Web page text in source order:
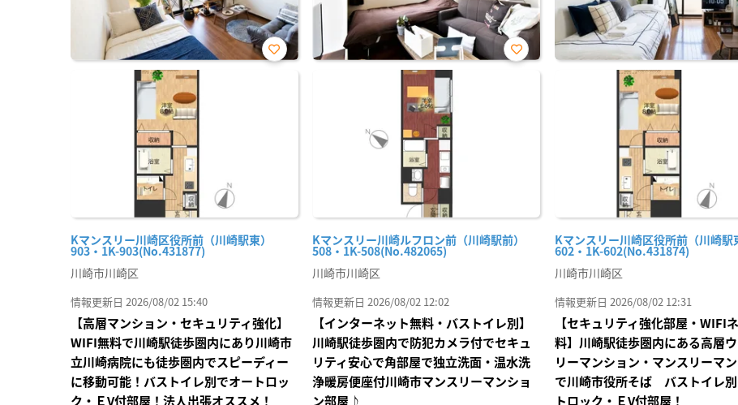
Kマンスリー川崎区役所前（川崎駅東）
903・1K-903(No.431877)
お気
川崎市川崎区
情報更新日 2026/08/02 15:40
【高層マンション・セキュリティ強化】
WIFI無料で川崎駅徒歩圏内にあり川崎市
立川崎病院にも徒歩圏内でスピーディー
に移動可能！バストイレ別でオートロッ
ク・ＥV付部屋！法人出張オススメ！
Kマンスリー川崎ルフロン前（川崎駅前）
508・1K-508(No.482065)
お気
川崎市川崎区
情報更新日 2026/08/02 12:02
【インターネット無料・バストイレ別】
川崎駅徒歩圏内で防犯カメラ付でセキュ
リティ安心で角部屋で独立洗面・温水洗
浄暖房便座付川崎市マンスリーマンショ
ン部屋♪
Kマンスリー川崎区役所前（川崎駅
602・1K-602(No.431874)
川崎市川崎区
情報更新日 2026/08/02 12:31
【セキュリティ強化部屋・WIFI
料】川崎駅徒歩圏内にある高層
リーマンション・マンスリーマ
で川崎市役所そば バストイレ
トロック・ＥV付部屋！